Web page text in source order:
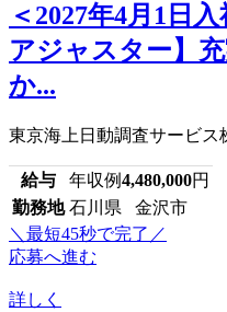
＜2027年4月1日
アジャスター】
か...
東京海上日動調査サービス
給与 年収例4,480,000円
勤務地 石川県 金沢市
＼最短45秒で完了／
応募へ進む
詳しく